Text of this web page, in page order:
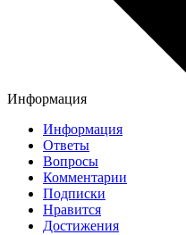
Информация
Информация
Ответы
Вопросы
Комментарии
Подписки
Нравится
Достижения